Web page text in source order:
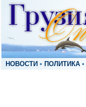
НОВОСТИ • ПОЛИТИКА •